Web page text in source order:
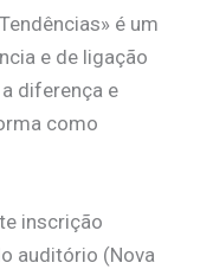
é um
e de ligação
diferença e
como
inscrição
auditório (Nova